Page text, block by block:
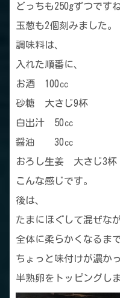
どっちも250gずつですね
玉葱も2個刻みました。
調味料は、
入れた順番に、
お酒 100㏄
砂糖 大さじ9杯
白出汁 50㏄
醤油 30㏄
おろし生姜 大さじ3杯
こんな感じです。
後は、
たまにほぐして混ぜなが
全体に柔らかくなるま
ちょっと味付けが濃か
半熟卵をトッピングし